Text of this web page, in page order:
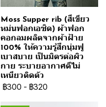
Moss Supper rib (สีเขียว
หม่นฟอกเอซิด) ผ้าฟอก
คอกลมผลิตจากผ้าฝ้าย
100% ให้ความรู้สึกนุ่มฟู
เบาสบาย เป็นมิตรต่อผิว
กาย ระบายอากาศดีไม่
เหนียวติดตัว
฿300 - ฿320